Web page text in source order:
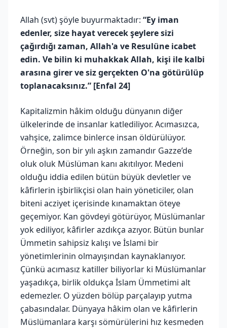
Allah (svt) şöyle buyurmaktadır: “Ey iman
edenler, size hayat verecek şeylere sizi
çağırdığı zaman, Allah'a ve Resulüne icabet
edin. Ve bilin ki muhakkak Allah, kişi ile kalbi
arasına girer ve siz gerçekten O'na götürülüp
toplanacaksınız.” [Enfal 24]
Kapitalizmin hâkim olduğu dünyanın diğer
ülkelerinde de insanlar katlediliyor. Acımasızca,
vahşice, zalimce binlerce insan öldürülüyor.
Örneğin, son bir yılı aşkın zamandır Gazze’de
oluk oluk Müslüman kanı akıtılıyor. Medeni
olduğu iddia edilen bütün büyük devletler ve
kâfirlerin işbirlikçisi olan hain yöneticiler, olan
biteni acziyet içerisinde kınamaktan öteye
geçemiyor. Kan gövdeyi götürüyor, Müslümanlar
yok ediliyor, kâfirler azdıkça azıyor. Bütün bunlar
Ümmetin sahipsiz kalışı ve İslami bir
yönetimlerinin olmayışından kaynaklanıyor.
Çünkü acımasız katiller biliyorlar ki Müslümanlar
yaşadıkça, birlik oldukça İslam Ümmetimi alt
edemezler. O yüzden bölüp parçalayıp yutma
çabasındalar. Dünyaya hâkim olan ve kâfirlerin
Müslümanlara karşı sömürülerini hız kesmeden